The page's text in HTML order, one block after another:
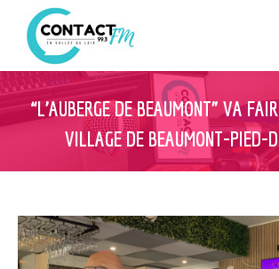
“L’AUBERGE DE BEAUMONT” VA
VILLAGE DE BEAUMONT-PIED-